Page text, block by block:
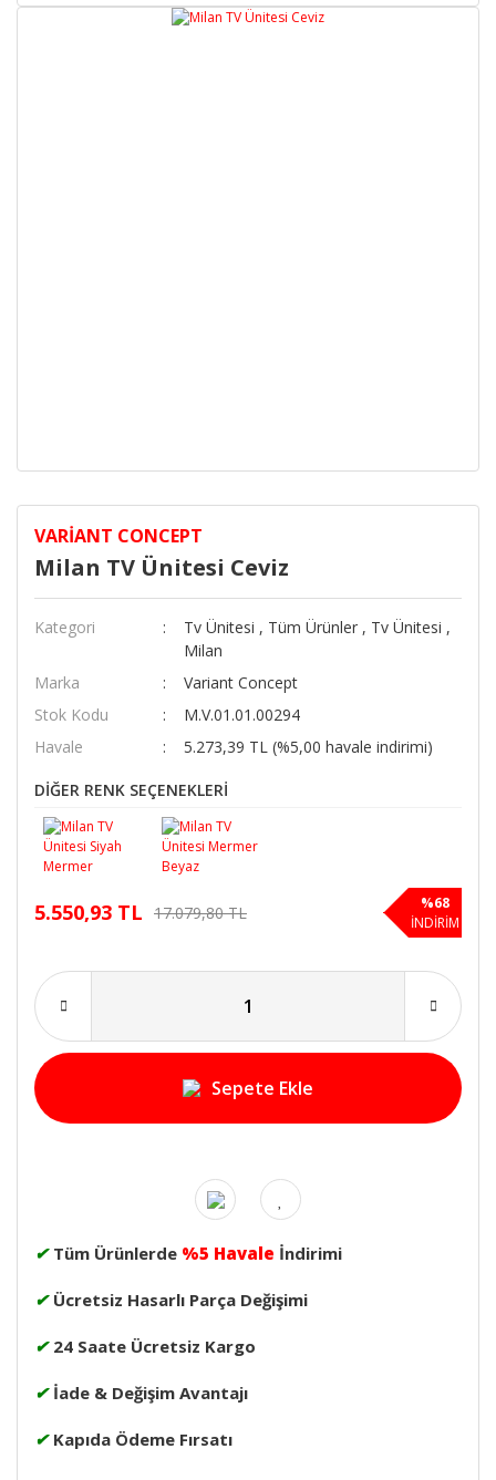
VARIANT CONCEPT
Milan TV Ünitesi Ceviz
Kategori Tv Ünitesi , Tüm Ürünler , Tv Ünitesi ,
Milan
Marka
Variant Concept
Stok Kodu
M.V.01.01.00294
Havale
5.273,39 TL (%5,00 havale indirimi)
DİĞER RENK SEÇENEKLERİ
5.550,93 TL 17.079,80 TL
%68
İNDİRİM
Sepete Ekle
✔ Tüm Ürünlerde %5 Havale İndirimi
✔ Ücretsiz Hasarlı Parça Değişimi
✔ 24 Saate Ücretsiz Kargo
✔ İade & Değişim Avantajı
✔ Kapıda Ödeme Fırsatı